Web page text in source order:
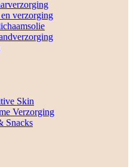
verzorging
Skin
Verzorging
Snacks